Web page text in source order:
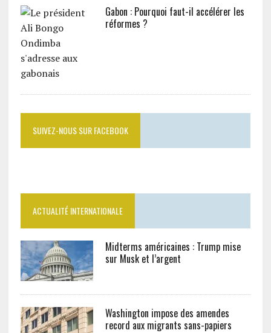
Gabon : Pourquoi faut-il accélérer les
réformes ?
SUIVEZ-NOUS SUR FACEBOOK
ACTUALITÉ INTERNATIONALE
Midterms américaines : Trump mise
sur Musk et l’argent
Washington impose des amendes
record aux migrants sans-papiers